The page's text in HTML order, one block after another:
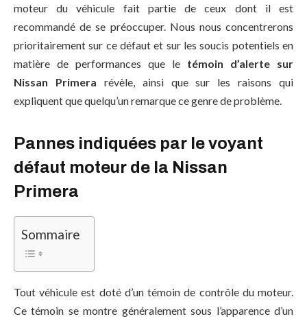
moteur du véhicule fait partie de ceux dont il est
recommandé de se préoccuper. Nous nous concentrerons
prioritairement sur ce défaut et sur les soucis potentiels en
matière de performances que le témoin d’alerte sur
Nissan Primera révèle, ainsi que sur les raisons qui
expliquent que quelqu’un remarque ce genre de problème.
Pannes indiquées par le voyant
défaut moteur de la Nissan
Primera
Sommaire
Tout véhicule est doté d’un témoin de contrôle du moteur.
Ce témoin se montre généralement sous l’apparence d’un